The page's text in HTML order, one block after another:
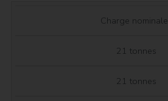
B321
GRUE
B421
GRUE
Charge nominale :
21 tonnes
21 tonnes